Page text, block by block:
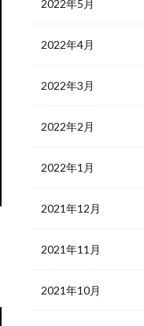
2022年5月
2022年4月
2022年3月
2022年2月
2022年1月
2021年12月
2021年11月
2021年10月